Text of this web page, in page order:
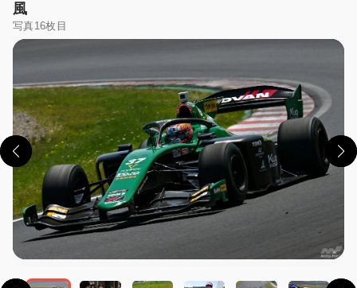
風
写真16枚目
この画像の記事を読む